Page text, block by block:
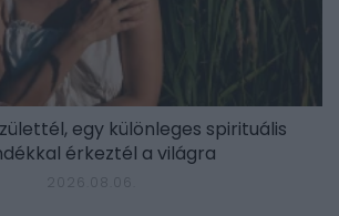
egy különleges spirituális
érkeztél a világra